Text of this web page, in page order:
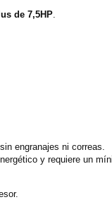
de 7,5HP
engranajes ni correas.
y requiere un